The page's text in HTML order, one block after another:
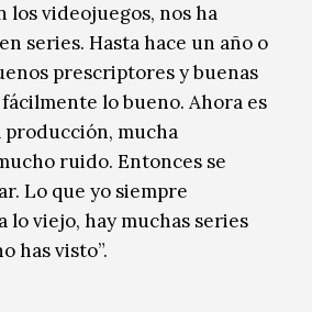
los videojuegos, nos ha
series. Hasta hace un año o
prescriptores y buenas
lo bueno. Ahora es
mucha
ruido. Entonces se
Lo que yo siempre
lo viejo, hay muchas series
has visto”.